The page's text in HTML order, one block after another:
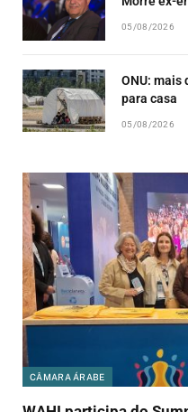
05/08/2026
ONU: mais
para casa
05/08/2026
CÂMARA ÁRABE